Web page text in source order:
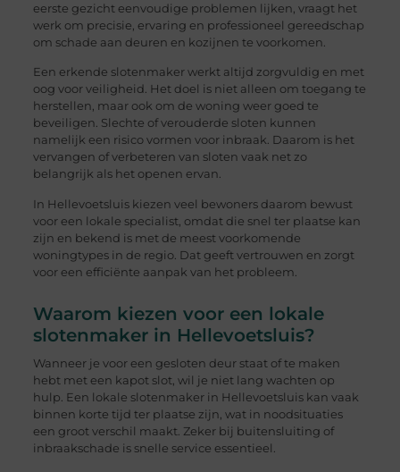
eerste gezicht eenvoudige problemen lijken, vraagt het
werk om precisie, ervaring en professioneel gereedschap
om schade aan deuren en kozijnen te voorkomen.
Een erkende slotenmaker werkt altijd zorgvuldig en met
oog voor veiligheid. Het doel is niet alleen om toegang te
herstellen, maar ook om de woning weer goed te
beveiligen. Slechte of verouderde sloten kunnen
namelijk een risico vormen voor inbraak. Daarom is het
vervangen of verbeteren van sloten vaak net zo
belangrijk als het openen ervan.
In Hellevoetsluis kiezen veel bewoners daarom bewust
voor een lokale specialist, omdat die snel ter plaatse kan
zijn en bekend is met de meest voorkomende
woningtypes in de regio. Dat geeft vertrouwen en zorgt
voor een efficiënte aanpak van het probleem.
Waarom kiezen voor een lokale
slotenmaker in Hellevoetsluis?
Wanneer je voor een gesloten deur staat of te maken
hebt met een kapot slot, wil je niet lang wachten op
hulp. Een lokale slotenmaker in Hellevoetsluis kan vaak
binnen korte tijd ter plaatse zijn, wat in noodsituaties
een groot verschil maakt. Zeker bij buitensluiting of
inbraakschade is snelle service essentieel.